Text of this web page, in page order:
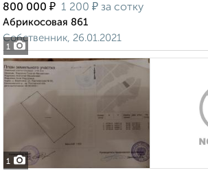
1
800 000 ₽ 1 200 ₽ за сотку
Абрикосовая 861
Собственник, 26.01.2021
1